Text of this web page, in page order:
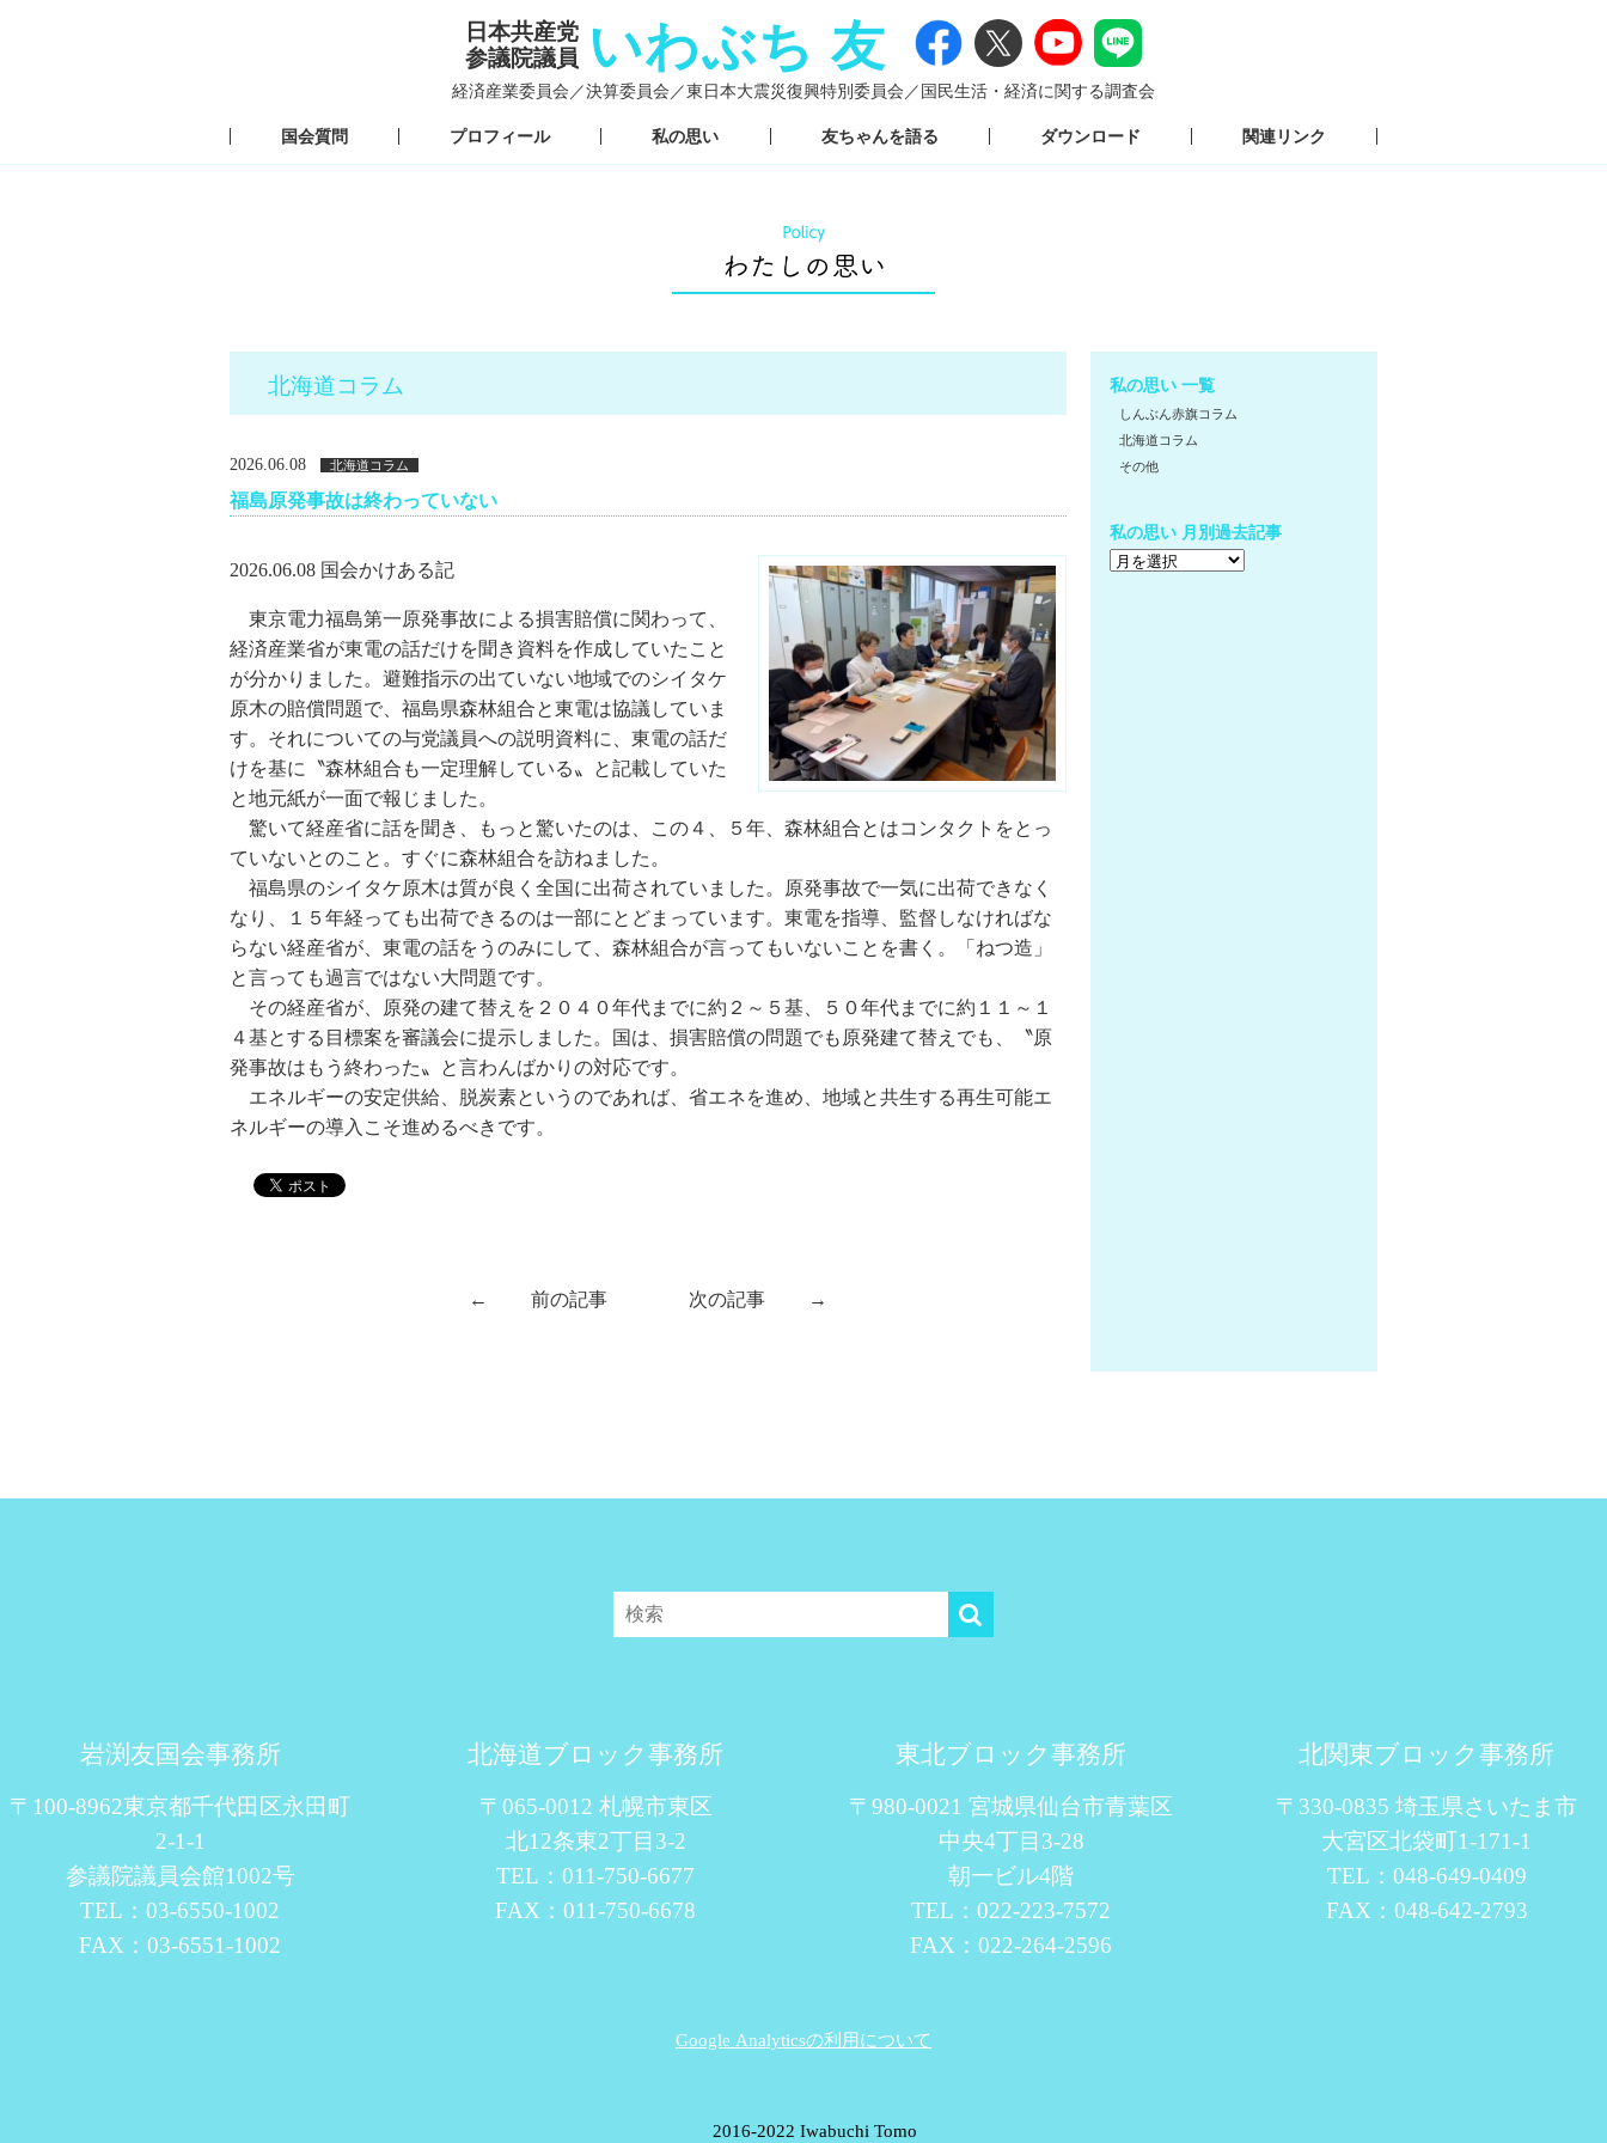
日本共産党
参議院議員
いわぶち 友
経済産業委員会／決算委員会／東日本大震災復興特別委員会／ 国民生活・経済に関する調査会
国会質問 プロフィール 私の思い 友ちゃんを語る ダウンロード 関連リンク
北海道コラム
2026.06.08 北海道コラム
福島原発事故は終わっていない
2026.06.08 国会かけある記
東京電力福島第一原発事故による損害賠償に関わって、
経済産業省が東電の話だけを聞き資料を作成していたこと
が分かりました。避難指示の出ていない地域でのシイタケ
原木の賠償問題で、福島県森林組合と東電は協議していま
す。それについての与党議員への説明資料に、東電の話だ
けを基に〝森林組合も一定理解している〟と記載していた
と地元紙が一面で報じました。
驚いて経産省に話を聞き、もっと驚いたのは、この４、５年、森林組合とはコンタクトをとっ
ていないとのこと。すぐに森林組合を訪ねました。
福島県のシイタケ原木は質が良く全国に出荷されていました。原発事故で一気に出荷できなく
なり、１５年経っても出荷できるのは一部にとどまっています。東電を指導、監督しなければな
らない経産省が、東電の話をうのみにして、森林組合が言ってもいないことを書く。「ねつ造」
と言っても過言ではない大問題です。
その経産省が、原発の建て替えを２０４０年代までに約２～５基、５０年代までに約１１～１
４基とする目標案を審議会に提示しました。国は、損害賠償の問題でも原発建て替えでも、〝原
発事故はもう終わった〟と言わんばかりの対応です。
エネルギーの安定供給、脱炭素というのであれば、省エネを進め、地域と共生する再生可能エ
ネルギーの導入こそ進めるべきです。
← 前の記事 次の記事 →
私の思い 一覧
しんぶん赤旗コラム
北海道コラム
その他
私の思い 月別過去記事
岩渕友国会事務所
〒100-8962東京都千代田区永田町
2-1-1
参議院議員会館1002号
TEL：03-6550-1002
FAX：03-6551-1002
北海道ブロック事務所
〒065-0012 札幌市東区
北12条東2丁目3-2
TEL：011-750-6677
FAX：011-750-6678
東北ブロック事務所
〒980-0021 宮城県仙台市青葉区
中央4丁目3-28
朝一ビル4階
TEL：022-223-7572
FAX：022-264-2596
北関東ブロック事務所
〒330-0835 埼玉県さいたま市
大宮区北袋町1-171-1
TEL：048-649-0409
FAX：048-642-2793
Google Analyticsの利用について
© 2016-2022 Iwabuchi Tomo